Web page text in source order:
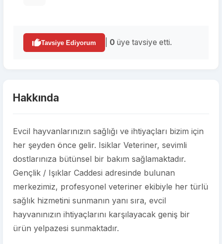
Tavsiye Ediyorum 0 üye tavsiye etti.
Hakkında
Evcil hayvanlarınızın sağlığı ve ihtiyaçları bizim için
her şeyden önce gelir. Isiklar Veteriner, sevimli
dostlarınıza bütünsel bir bakım sağlamaktadır.
Gençlik / Işıklar Caddesi adresinde bulunan
merkezimiz, profesyonel veteriner ekibiyle her türlü
sağlık hizmetini sunmanın yanı sıra, evcil
hayvanınızın ihtiyaçlarını karşılayacak geniş bir
ürün yelpazesi sunmaktadır.